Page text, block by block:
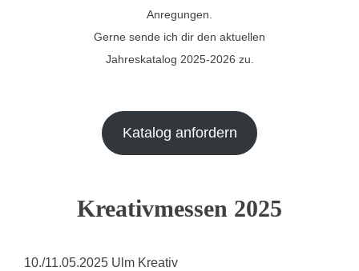
Anregungen.
Gerne sende ich dir den aktuellen
Jahreskatalog 2025-2026 zu.
Katalog anfordern
Kreativmessen 2025
10./11.05.2025 Ulm Kreativ